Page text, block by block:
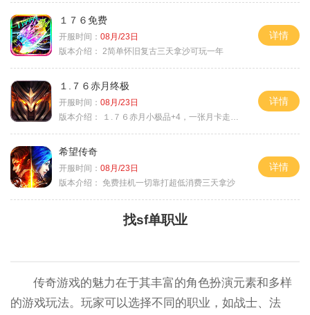
１７６免费
开服时间： 08月/23日
版本介绍： 2简单怀旧复古三天拿沙可玩一年
详情
１.７６赤月终极
开服时间： 08月/23日
版本介绍：
１.７６赤月小极品+4，一张月卡走天涯a
详情
希望传奇
开服时间： 08月/23日
版本介绍： 免费挂机一切靠打超低消费三天拿沙
详情
找sf单职业
传奇游戏的魅力在于其丰富的角色扮演元素和多样
的游戏玩法。玩家可以选择不同的职业，如战士、法